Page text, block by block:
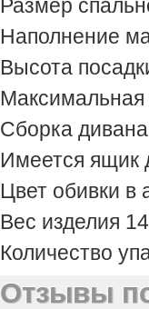
Размер
Наполнение
Высота
Максимальная
Сборка
Имеется ящик
Цвет обивки в
Вес изделия
Количество
Отзывы